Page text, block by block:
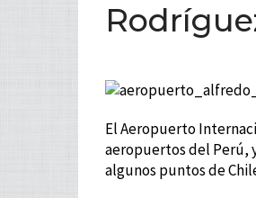
El Aeropuerto
aeropuertos del Perú,
algunos puntos de